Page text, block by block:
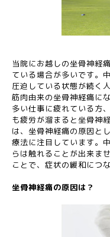
当院にお越しの坐骨神経
ている場合が多いです。
圧迫している状態が続く
筋肉由来の坐骨神経痛に
多い仕事に疲れている方
も疲労が溜まると坐骨神
は、坐骨神経痛の原因と
療法に注目しています。
らは触れることが出来ま
ことで、症状の緩和につ
坐骨神経痛の原因は？